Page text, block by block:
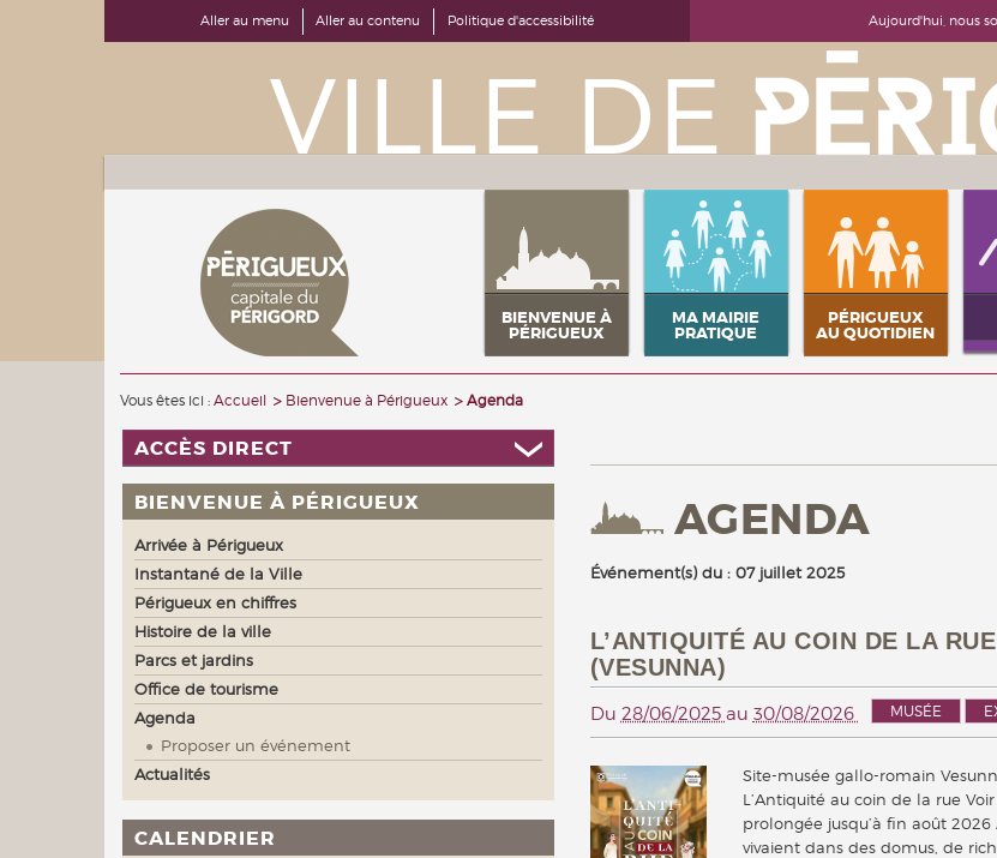
Aller au menu Aller au contenu Politique d'accessibilité Aujourd'hui, nous
BIENVENUE À
PÉRIGUEUX
MA MAIRIE
PRATIQUE
PÉRIGUEUX
AU QUOTIDIEN
Vous êtes ici : Accueil Bienvenue à Périgueux Agenda
AGENDA
Événement(s) du : 07 juillet 2025
L’ANTIQUITÉ AU COIN DE LA
(VESUNNA)
Du 28/06/2025 au 30/08/2026 MUSÉE
Site-musée gallo-romain
L’Antiquité au coin de la rue
prolongée jusqu’à fin août
vivaient dans des domus, de
ACCÈS DIRECT
BIENVENUE À PÉRIGUEUX
Arrivée à Périgueux
Instantané de la Ville
Périgueux en chiffres
Histoire de la ville
Parcs et jardins
Office de tourisme
Agenda
Proposer un événement
Actualités
CALENDRIER